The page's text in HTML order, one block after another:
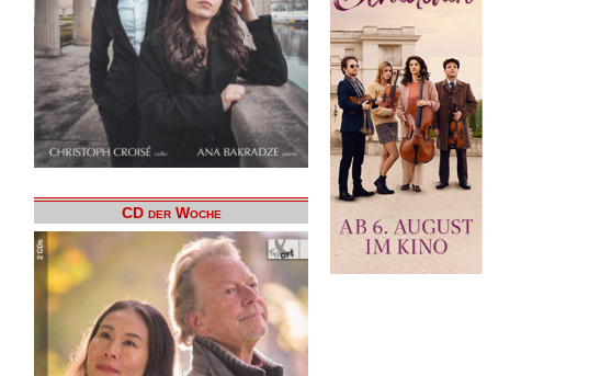
CD der Woche